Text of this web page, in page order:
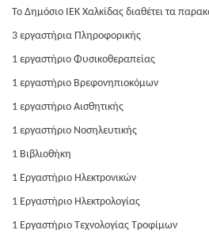
Το Δημόσιο ΙΕΚ Χαλκίδας διαθέτει τα
3 εργαστήρια Πληροφορικής
1 εργαστήριο Φυσικοθεραπείας
1 εργαστήριο Βρεφονηπιοκόμων
1 εργαστήριο Αισθητικής
1 εργαστήριο Νοσηλευτικής
1 Βιβλιοθήκη
1 Εργαστήριο Ηλεκτρονικών
1 Εργαστήριο Ηλεκτρολογίας
1 Εργαστήριο Τεχνολογίας Τροφίμων